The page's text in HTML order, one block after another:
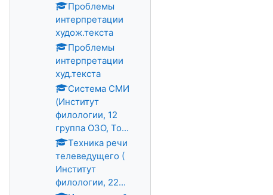
Проблемы
интерпретации
худож.текста
Проблемы
интерпретации
худ.текста
Система СМИ
(Институт
филологии, 12
группа ОЗО, То...
Техника речи
телеведущего (
Институт
филологии, 22...